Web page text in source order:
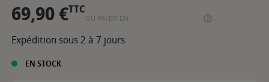
69,90 €TTC
OU PAYER EN
Expédition sous 2 à 7 jours
EN STOCK